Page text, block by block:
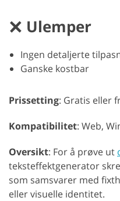
Ulemper
Ingen detaljerte
Ganske kostbar
Prissetting: Gratis eller
Kompatibilitet: Web,
Oversikt: For å prøve ut
teksteffektgenerator
som samsvarer med
eller visuelle identitet.